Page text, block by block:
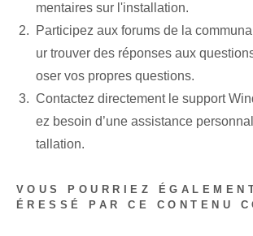
mentaires sur l'installation.
Participez aux forums de la
ur trouver des réponses aux
oser vos propres questions.
Contactez directement le support
ez besoin d’une assistance
tallation.
VOUS POURRIEZ
ÉRESSÉ PAR CE CONTENU